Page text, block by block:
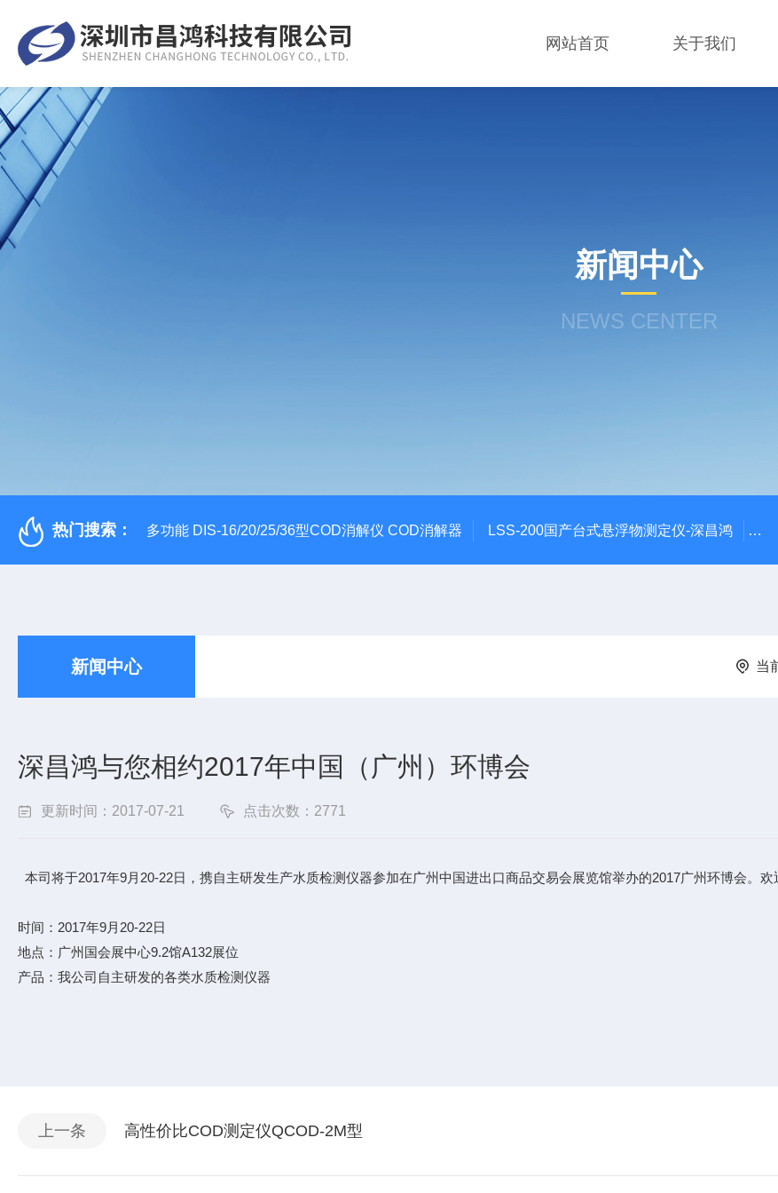
网站首页 关于我们
新闻中心
NEWS CENTER
热门搜索： 多功能 DIS-16/20/25/36型COD消解仪 COD消解器 LSS-200国产台式悬浮物测定仪-深昌鸿
新闻中心 当
深昌鸿与您相约2017年中国（广州）环博会
更新时间：2017-07-21 点击次数：2771
本司将于2017年9月20-22日，携自主研发生产水质检测仪器参加在广州中国进出口商品交易会展览馆举办的2017广州环博会。欢
时间：2017年9月20-22日
地点：广州国会展中心9.2馆A132展位
产品：我公司自主研发的各类水质检测仪器
上一条 高性价比COD测定仪QCOD-2M型